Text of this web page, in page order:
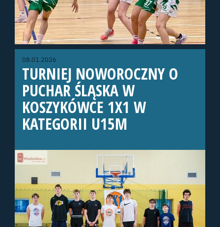
08.01.2026
TURNIEJ NOWOROCZNY O
PUCHAR ŚLĄSKA W
KOSZYKÓWCE 1X1 W
KATEGORII U15M